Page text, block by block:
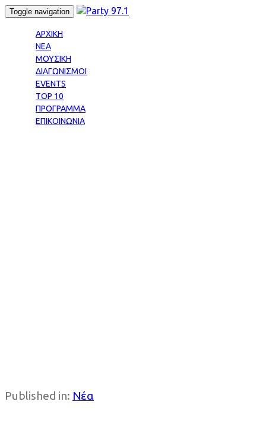
Skip
Skip
primary
navigation
content
Toggle navigation
ΑΡΧΙΚΗ
ΝΕΑ
ΜΟΥΣΙΚΗ
ΔΙΑΓΩΝΙΣΜΟΙ
EVENTS
TOP 10
ΠΡΟΓΡΑΜΜΑ
ΕΠΙΚΟΙΝΩΝΙΑ
Published in: Νέα